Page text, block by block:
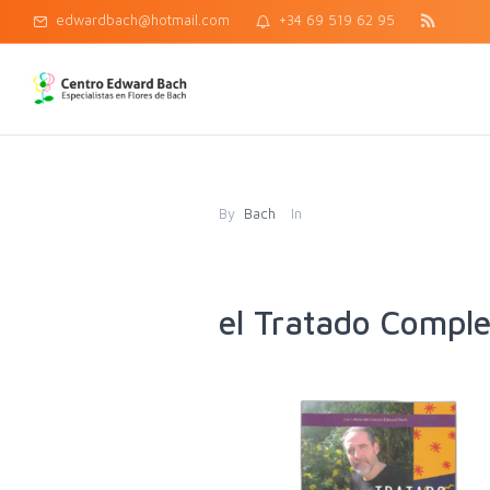
edwardbach@hotmail.com +34 69 519 62 95
By Bach In
el Tratado